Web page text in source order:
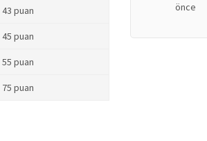
43 puan
45 puan
55 puan
75 puan
önce